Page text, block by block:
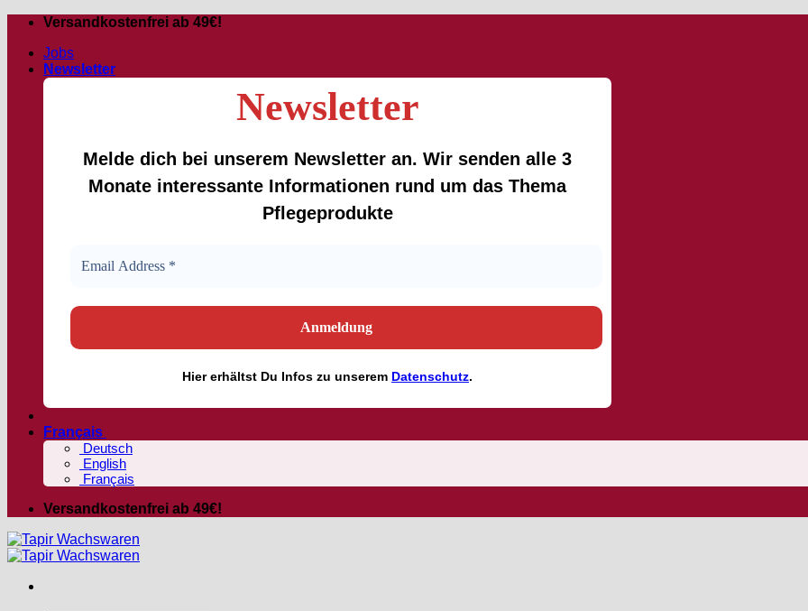
Passer
contenu
Versandkostenfrei ab 49€!
Jobs
Newsletter
Newsletter
Melde dich bei unserem Newsletter an. Wir senden alle 3
Monate interessante Informationen rund um das Thema
Pflegeprodukte
Hiererhältst Du Infos zu unserem Datenschutz.
Français
Deutsch
English
Français
Versandkostenfrei ab 49€!